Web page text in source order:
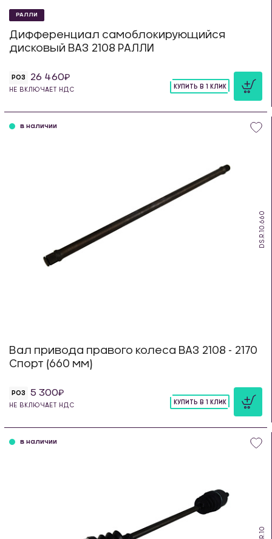
РАЛЛИ
Дифференциал самоблокирующийся
дисковый ВАЗ 2108 РАЛЛИ
РОЗ 26 460
НЕ ВКЛЮЧАЕТ НДС
КУПИТЬ В 1 КЛИК
DS.R.10.660
в наличии
Вал привода правого колеса ВАЗ 2108 - 2170
Спорт (660 мм)
РОЗ 5 300
НЕ ВКЛЮЧАЕТ НДС
КУПИТЬ В 1 КЛИК
в наличии